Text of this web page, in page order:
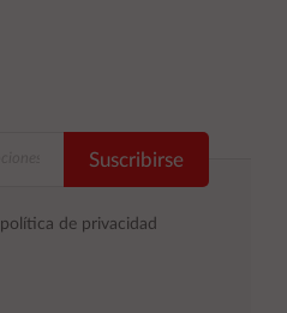
Suscribirse
política de privacidad